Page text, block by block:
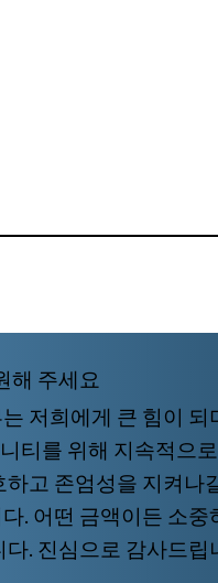
해 주세요
저희에게 큰 힘이 되
티를 위해 지속적으
하고 존엄성을 지켜나
. 어떤 금액이든 소중
다. 진심으로 감사드립